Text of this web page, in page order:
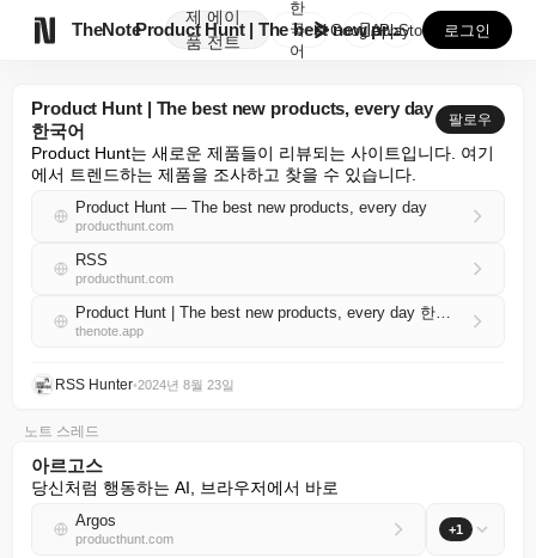
TheNote
제
품
에이
전트
Product Hunt | The best new pr...
한
국
어
GooglePlay
AppStore 로그인
Product Hunt | The best new products, every day
한국어
팔로우
Product Hunt는 새로운 제품들이 리뷰되는 사이트입니다. 여기
에서 트렌드하는 제품을 조사하고 찾을 수 있습니다.
Product Hunt — The best new products, every day
producthunt.com
RSS
producthunt.com
Product Hunt | The best new products, every day 한국어 RSS
thenote.app
RSS Hunter•2024년 8월 23일
노트 스레드
아르고스
당신처럼 행동하는 AI, 브라우저에서 바로
Argos
producthunt.com
+1